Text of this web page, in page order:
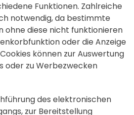
Funktionen. Zahlreiche
notwendig, da bestimmte
ohne diese nicht funktionieren
oder die Anzeige
können zur Auswertung
oder zu Werbezwecken
des elektronischen
zur Bereitstellung